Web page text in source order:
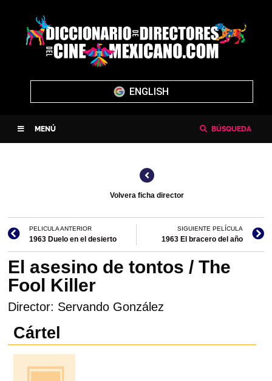
ENGLISH
MENÚ BÚSQUEDA
Volvera ficha director
PELICULA ANTERIOR
1963 Duelo en el desierto
SIGUIENTE PELÍCULA
1963 El bracero del año
El asesino de tontos / The
Fool Killer
Director: Servando González
Cártel